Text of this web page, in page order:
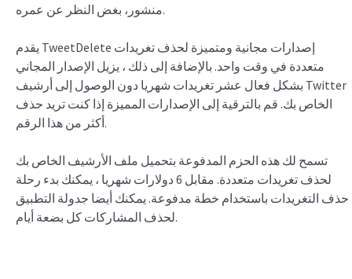
منشور، بغض النظر عن عمره.
يقدم TweetDelete إصدارات مجانية ومتميزة لحذف تغريدات
متعددة في وقت واحد. بالإضافة إلى ذلك ، يزيل الإصدار المجاني
بشكل فعال عشر تغريدات شهريا دون الوصول إلى أرشيف Twitter
الخاص بك. قم بالترقية إلى الإصدارات المميزة إذا كنت تريد حذف
أكثر من هذا الرقم.
تسمح لك هذه الحزم المدفوعة بتحميل ملف الأرشيف الخاص بك
لحذف تغريدات متعددة. مقابل 6 دولارات شهريا ، يمكنك بدء رحلة
حذف التغريدات باستخدام خطة مدفوعة. يمكنك أيضا جدولة التطبيق
لحذف المشاركات كل بضعة أيام.